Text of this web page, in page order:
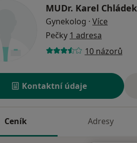
MUDr. Karel Chládek
Gynekolog · Více
Pečky 1 adresa
10 názorů
Kontaktní údaje
Ceník Adresy